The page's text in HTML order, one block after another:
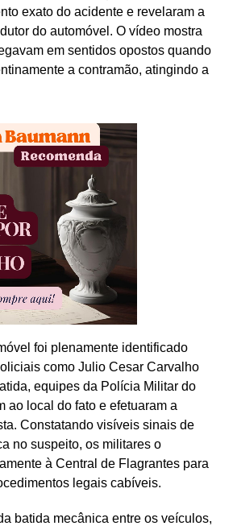
exato do acidente e revelaram a
do automóvel. O vídeo mostra
em sentidos opostos quando
a contramão, atingindo a
foi plenamente identificado
como Julio Cesar Carvalho
equipes da Polícia Militar do
ao local do fato e efetuaram a
Constatando visíveis sinais de
no suspeito, os militares o
à Central de Flagrantes para
legais cabíveis.
batida mecânica entre os veículos,